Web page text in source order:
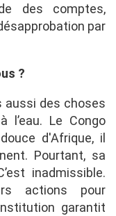
des comptes,
par
?
aussi des choses
l’eau. Le Congo
d'Afrique, il
Pourtant, sa
inadmissible.
actions pour
garantit